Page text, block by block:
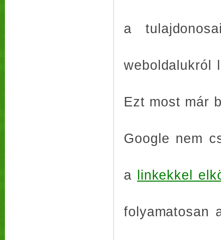
a
weboldalukról
Ezt most már
Google nem
a linkekkel
folyamatosan